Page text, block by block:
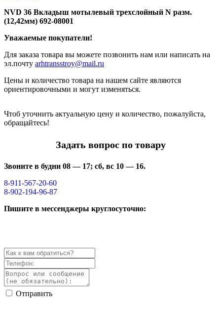
NVD 36 Вкладыш мотылевый трехслойный N разм.
(12,42мм) 692-08001
Уважаемые покупатели!
Для заказа товара вы можете позвонить нам или написать на
эл.почту arhtransstroy@mail.ru
Цены и количество товара на нашем сайте являются
ориентировочными и могут изменяться.
Чтоб уточнить актуальную цену и количество, пожалуйста,
обращайтесь!
Задать вопрос по товару
Звоните в будни 08 — 17; сб, вс 10 — 16.
8-911-567-20-60
8-902-194-96-87
Пишите в мессенджеры круглосуточно:
Отправить